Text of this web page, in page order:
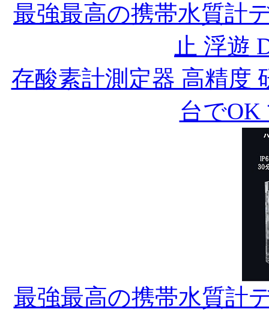
最強最高の携帯水質計
止 浮遊
存酸素計測定器 高精度
台でOK
最強最高の携帯水質計